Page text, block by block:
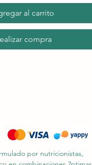
al carrito
compra
por nutricionistas,